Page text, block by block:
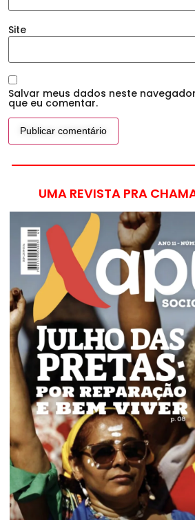
Site
Salvar meus dados neste
que eu comentar.
UMA REVISTA PRA